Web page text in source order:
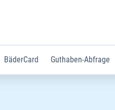
BäderCard Guthaben-Abfrage